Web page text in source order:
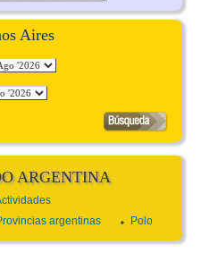
Aires
ARGENTINA
argentinas Polo